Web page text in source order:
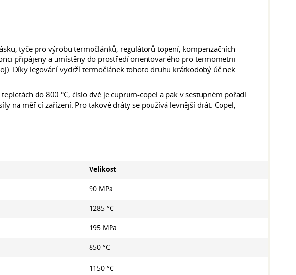
tyče pro výrobu termočlánků, regulátorů topení, kompenzačních
připájeny a umístěny do prostředí orientovaného pro termometrii
Díky legování vydrží termočlánek tohoto druhu krátkodobý účinek
do 800 °C; číslo dvě je cuprum-copel a pak v sestupném pořadí
na měřicí zařízení. Pro takové dráty se používá levnější drát. Copel,
Velikost
90 MPa
1285 °C
195 MPa
850 °C
1150 °C